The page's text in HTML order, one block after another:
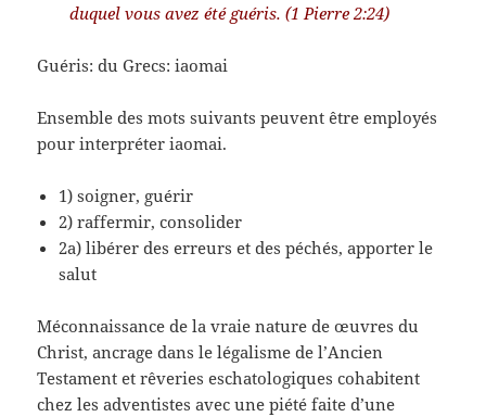
duquel vous avez été guéris. (1 Pierre 2:24)
Guéris: du Grecs: iaomai
Ensemble des mots suivants peuvent être employés
pour interpréter iaomai.
1) soigner, guérir
2) raffermir, consolider
2a) libérer des erreurs et des péchés, apporter le
salut
Méconnaissance de la vraie nature de œuvres du
Christ, ancrage dans le légalisme de l’Ancien
Testament et rêveries eschatologiques cohabitent
chez les adventistes avec une piété faite d’une